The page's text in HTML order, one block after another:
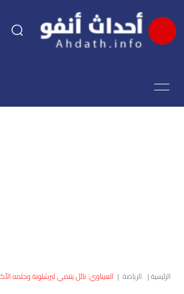
اقتصاد
العالم الرئيسية| الرياضة | العيناوي: نائل ينتمي لبرشلونة وحلمه